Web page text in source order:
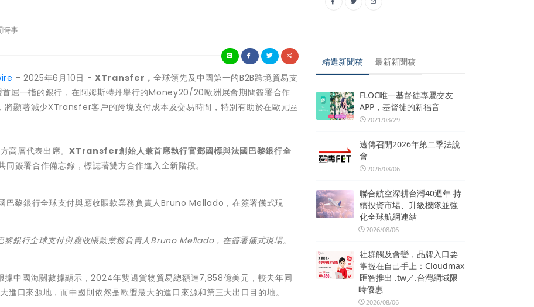
時事
- 2025年6月10日 -XTransfer，全球領先及中國第一的B2B跨境貿易支
首屈一指的銀行，在阿姆斯特丹舉行的Money20/20歐洲展會期間簽署合作
將顯著減少XTransfer客戶的跨境支付成本及交易時間，特別有助於在歐元區
高層代表出席。XTransfer創始人兼首席執行官鄧國標與法國巴黎銀行全
同簽署合作備忘錄，標誌著雙方合作進入全新階段。
銀行全球支付與應收賬款業務負責人Bruno Mellado，在簽署儀式現場。
據中國海關數據顯示，2024年雙邊貨物貿易總額達7,858億美元，較去年同
口來源地，而中國則依然是歐盟最大的進口來源和第三大出口目的地。
精選新聞稿 最新新聞稿
FLOC唯一基督徒專屬交友
APP，基督徒的新福音
2021/03/29
遠傳召開2026年第二季法說
會
2026/08/06
聯合航空深耕台灣40週年 持
續投資市場、升級機隊並強
化全球航網連結
2026/08/06
社群觸及會變，品牌入口要
掌握在自己手上：Cloudmax
匯智推出 .tw／.台灣網域限
時優惠
2026/08/06